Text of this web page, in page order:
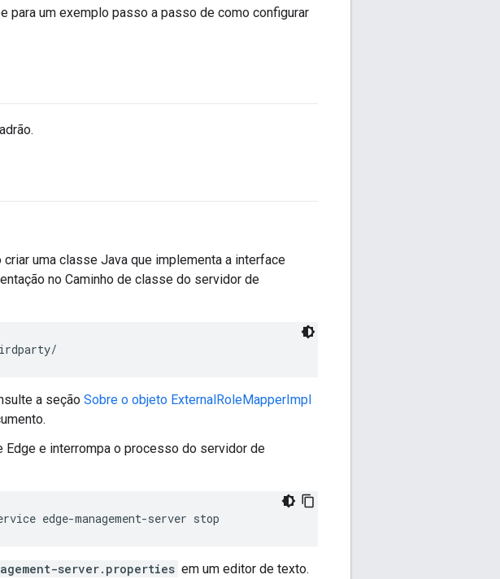
para um exemplo passo a passo de como configurar
uma classe Java que implementa a interface
no Caminho de classe do servidor de
a seção Sobre o objeto ExternalRoleMapperImpl
e interrompa o processo do servidor de
edge-management-server stop
server.properties em um editor de texto.